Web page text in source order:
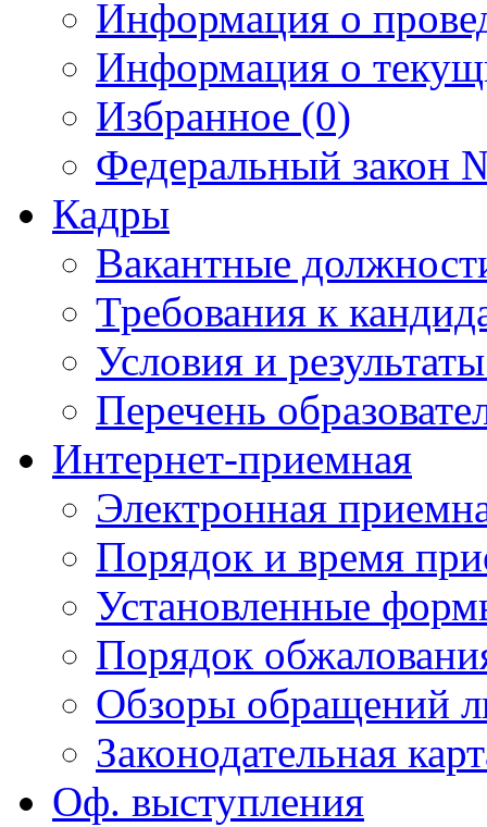
Информация о
Информация о
Избранное (0)
Федеральный закон
Кадры
Вакантные
Требования к
Условия и
Перечень
Интернет-приемная
Электронная
Порядок и время
Установленные
Порядок
Обзоры обращений
Законодательная
Оф. выступления